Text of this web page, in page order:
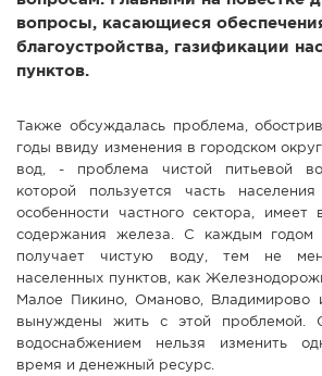
вопросы, касающиеся
благоустройства, газификации
пунктов.
Также обсуждалась проблема,
годы ввиду изменения в городском
вод, - проблема чистой питьевой
которой пользуется часть
особенности частного сектора, имеет
содержания железа. С каждым годом
получает чистую воду, тем не
населенных пунктов, как
Малое Пикино, Оманово, Владимирово
вынуждены жить с этой проблемой.
водоснабжением нельзя изменить
время и денежный ресурс.